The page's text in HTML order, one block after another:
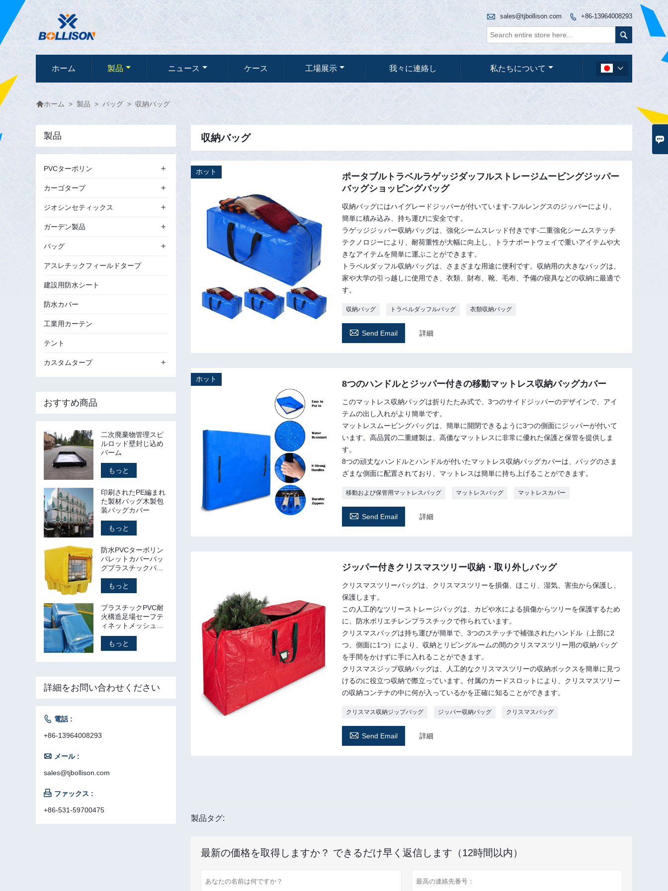

 sales@tjbollison.com  +86-13964008293

ホーム 製品 ニュース ケース 工場展示 我々に連絡し 私たちについて 
ホーム > 製品 > バッグ > 収納バッグ
収納バッグ
ホット
ポータブルトラベルラゲッジダッフルストレージムービングジッパー
バッグショッピングバッグ
収納バッグにはハイグレードジッパーが付いています-フルレングスのジッパーにより、
簡単に積み込み、持ち運びに安全です。
ラゲッジジッパー収納バッグは、強化シームスレッド付きです-二重強化シームステッチ
テクノロジーにより、耐荷重性が大幅に向上し、トラナポートウェイで重いアイテムや大
きなアイテムを簡単に運ぶことができます。
トラベルダッフル収納バッグは、さまざまな用途に便利です。収納用の大きなバッグは、
家や大学の引っ越しに使用でき、衣類、財布、靴、毛布、予備の寝具などの収納に最適で
す。
収納バッグ トラベルダッフルバッグ 衣類収納バッグ
 Send Email 詳細
ホット 8つのハンドルとジッパー付きの移動マットレス収納バッグカバー
このマットレス収納バッグは折りたたみ式で、3つのサイドジッパーのデザインで、アイ
テムの出し入れがより簡単です。
マットレスムービングバッグは、簡単に開閉できるように3つの側面にジッパーが付いて
います。高品質の二重縫製は、高価なマットレスに非常に優れた保護と保管を提供しま
す。
8つの頑丈なハンドルとハンドルが付いたマットレス収納バッグカバーは、バッグのさま
ざまな側面に配置されており、マットレスは簡単に持ち上げることができます。
移動および保管用マットレスバッグ マットレスバッグ マットレスカバー
 Send Email 詳細
ジッパー付きクリスマスツリー収納・取り外しバッグ
クリスマスツリーバッグは、クリスマスツリーを損傷、ほこり、湿気、害虫から保護し、
保護します。
この人工的なツリーストレージバッグは、カビや水による損傷からツリーを保護するため
に、防水ポリエチレンプラスチックで作られています。
クリスマスバッグは持ち運びが簡単で、3つのステッチで補強されたハンドル（上部に2
つ、側面に1つ）により、収納とリビングルームの間のクリスマスツリー用の収納バッグ
を手間をかけずに手に入れることができます。
クリスマスジップ収納バッグは、人工的なクリスマスツリーの収納ボックスを簡単に見つ
けるのに役立つ収納で際立っています。付属のカードスロットにより、クリスマスツリー
の収納コンテナの中に何が入っているかを正確に知ることができます。
クリスマス収納ジップバッグ ジッパー収納バッグ クリスマスバッグ
 Send Email 詳細
製品タグ:
最新の価格を取得しますか？ できるだけ早く返信します（12時間以内）
製品
+
PVCターポリン
+
カーゴタープ
+
ジオシンセティックス
+
ガーデン製品
+
バッグ
アスレチックフィールドタープ
建設用防水シート
防水カバー
工業用カーテン
テント
+
カスタムタープ
おすすめ商品
二次廃棄物管理スピ
ルロッド壁封じ込め
バーム
もっと
印刷されたPE編まれ
た製材バッグ木製包
装バッグカバー
もっと
防水PVCターポリン
パレットカバーバッ
グプラスチックパレ
ットタープ
もっと
プラスチックPVC耐
火構造足場セーフテ
ィネットメッシュシ
ート
もっと
詳細をお問い合わせください
 電話 :
+86-13964008293
 メール :
sales@tjbollison.com
 ファックス :
+86-531-59700475